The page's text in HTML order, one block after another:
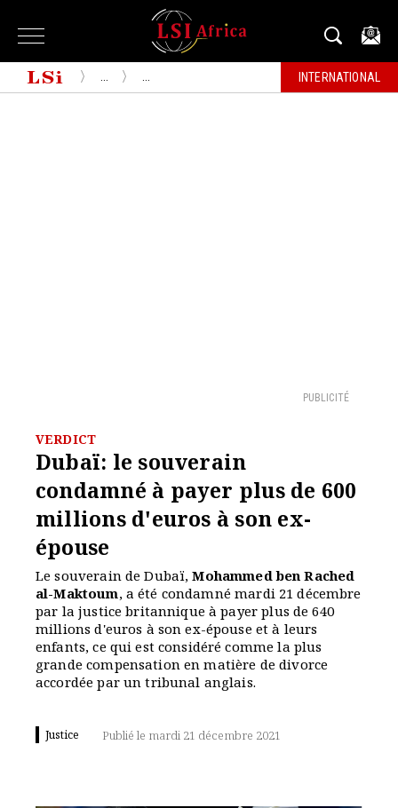
INTERNATIONAL
PUBLICITÉ
VERDICT
Dubaï: le souverain
condamné à payer plus de 600
millions d'euros à son ex-
épouse
Le souverain de Dubaï,Mohammed ben Rached
al-Maktoum, a été condamné mardi 21 décembre
par la justice britannique à payer plus de 640
millions d'euros à son ex-épouse et à leurs
enfants, ce qui est considéré comme la plus
grande compensation en matière de divorce
accordée par un tribunal anglais.
Justice Publié le mardi 21 décembre 2021